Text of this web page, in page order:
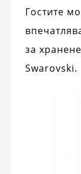
Гостите
за
Swarovski.